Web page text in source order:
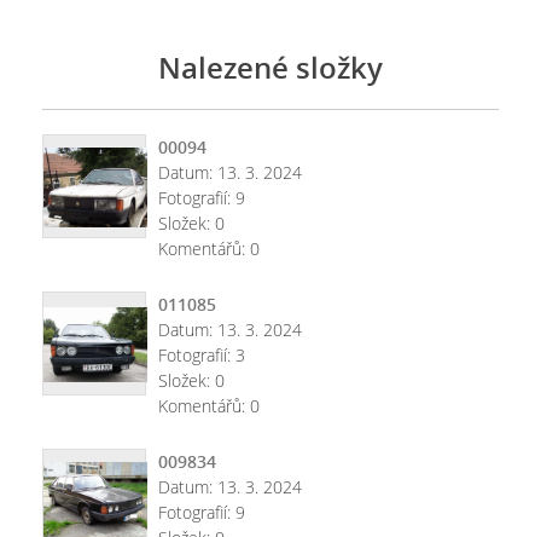
Nalezené složky
00094
Datum: 13. 3. 2024
Fotografií: 9
Složek: 0
Komentářů: 0
011085
Datum: 13. 3. 2024
Fotografií: 3
Složek: 0
Komentářů: 0
009834
Datum: 13. 3. 2024
Fotografií: 9